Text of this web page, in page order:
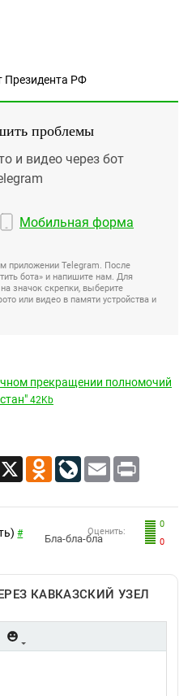
Президента РФ
проблемы
и видео через бот
Мобильная форма
приложении Telegram. После
бота» и напишите нам. Для
значок скрепки, выберите
или видео в памяти устройства и
прекращении полномочий
42Kb
X Odnoklassniki
LiveJournal
Email Print
0
0
Оценить:
# Бла-бла-бла
КАВКАЗСКИЙ УЗЕЛ